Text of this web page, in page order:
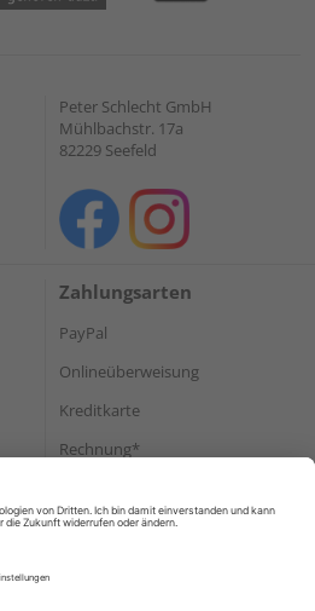
Peter Schlecht GmbH
Mühlbachstr. 17a
82229 Seefeld
Zahlungsarten
PayPal
Onlineüberweisung
Kreditkarte
Rechnung*
Versand